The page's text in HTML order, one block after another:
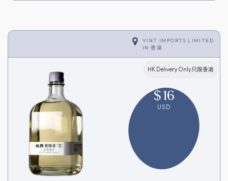
VINT IMPORTS LIMITED
IN香港
HK Delivery Only只限香港
$16
USD